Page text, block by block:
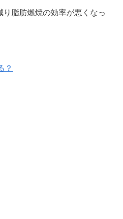
り脂肪燃焼の効率が悪くなっ
？